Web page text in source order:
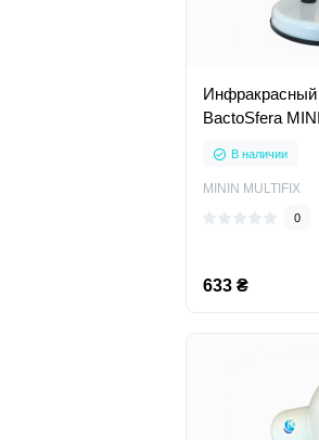
Инфракрасный
BactoSfera
В наличии
MININ MULTIFIX
0
633 ₴